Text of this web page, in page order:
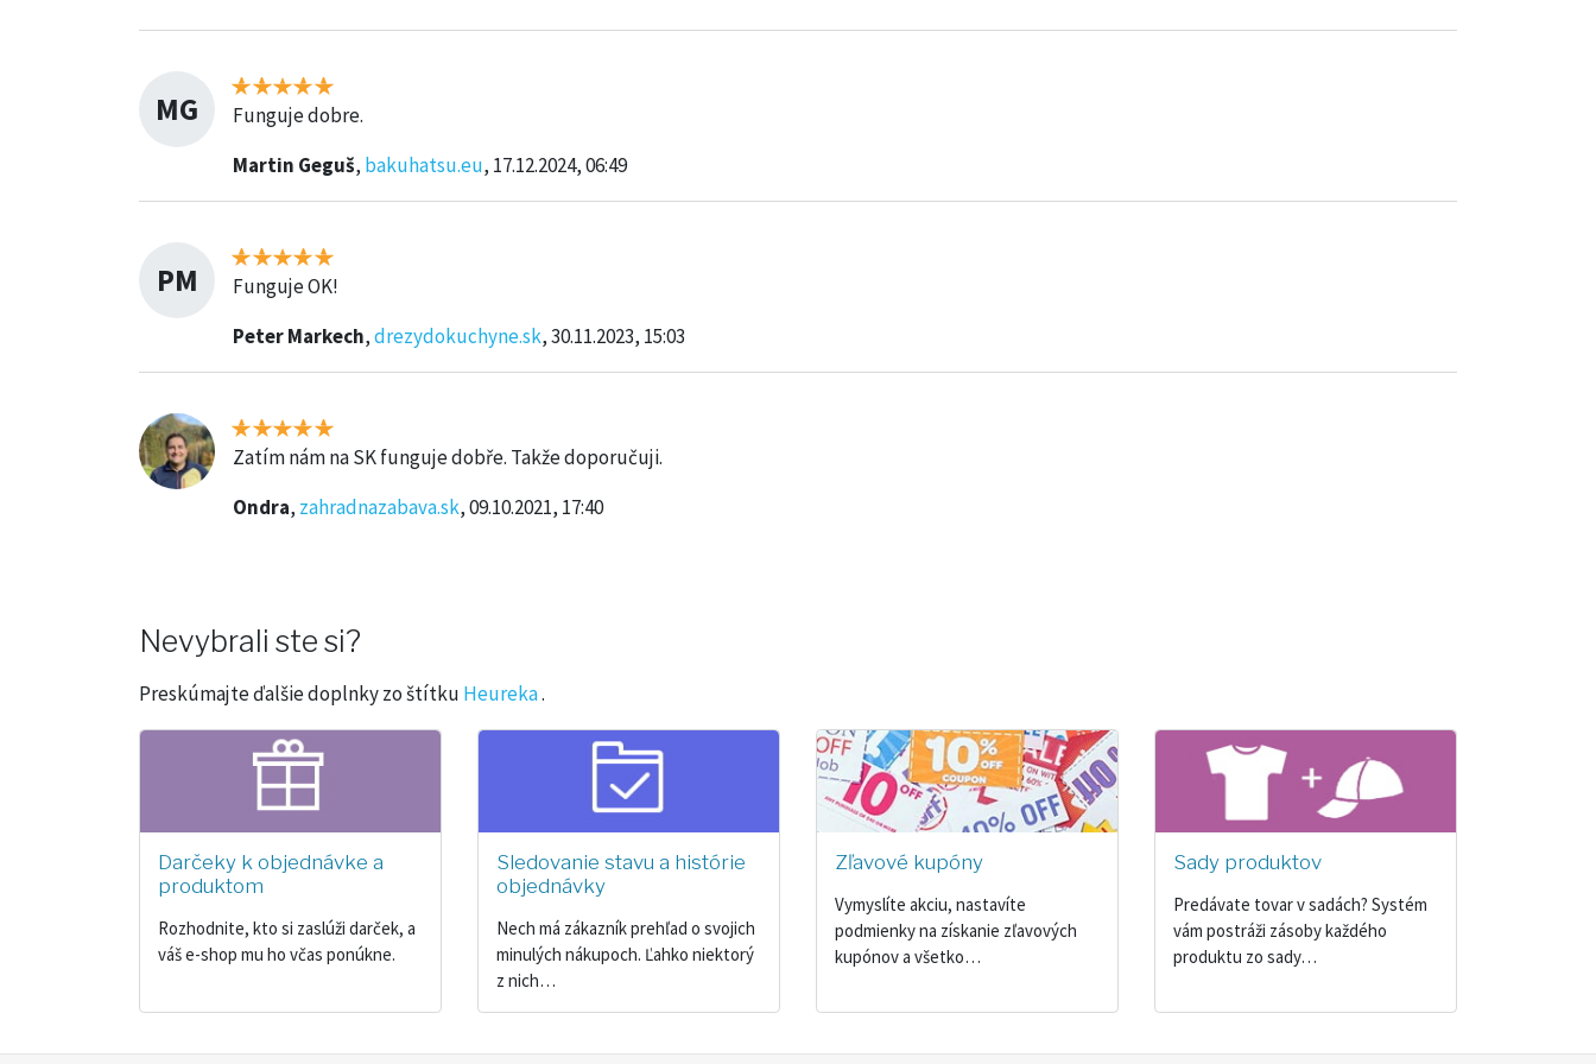
MG
Funguje dobre.
Martin Geguš, bakuhatsu.eu, 17.12.2024, 06:49
PM
Funguje OK!
Peter Markech,drezydokuchyne.sk, 30.11.2023, 15:03
O
Zatím nám na SK funguje dobře. Takže doporučuji.
Ondra, zahradnazabava.sk, 09.10.2021, 17:40
Nevybrali ste si?
Preskúmajte ďalšie doplnky zo štítku Heureka.
Darčeky k objednávke a
produktom
Rozhodnite, kto si zaslúži darček, a
váš e-shop mu ho včas ponúkne.
Sledovanie stavu a histórie
objednávky
Nech má zákazník prehľad o svojich
minulých nákupoch. Ľahko niektorý
z nich…
Zľavové kupóny
Vymyslíte akciu, nastavíte
podmienky na získanie zľavových
kupónov a všetko…
Sady produktov
Predávate tovar v sadách? Systém
vám postráži zásoby každého
produktu zo sady…